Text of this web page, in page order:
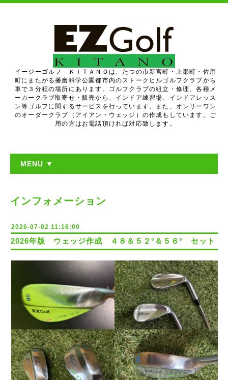
イージーゴルフ ＫＩＴＡＮＯは、たつの市新宮町・上郡町・佐用
町にまたがる播磨科学公園都市内のストークヒルゴルフクラブから
車で３分程の場所にあります。ゴルフクラブの組立・修理、各種メ
ーカークラブ取寄せ・販売から、インドア練習場、インドアレッス
ン等ゴルフに関するサービスを行っています。また、オンリーワン
のオーダークラブ（アイアン・ウェッジ）の作成もしています。ご
用の方はお電話頂ければ対応致します。
MENU ▼
インフォメーション
2026-07-02 11:16:00
2026年版 ウェッジ作成 ４８＆５２°＆５６° セット